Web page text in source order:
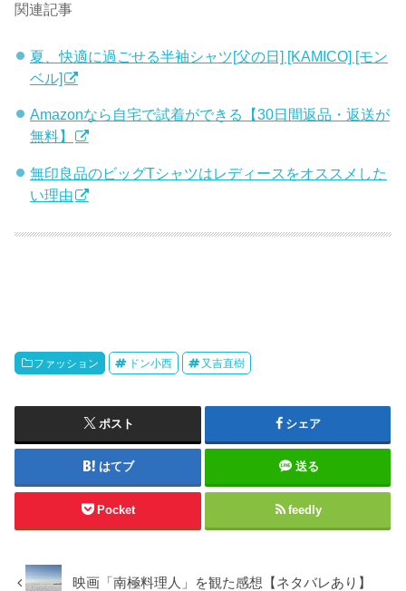
関連記事
夏、快適に過ごせる半袖シャツ[父の日] [KAMICO] [モン
ベル]
Amazonなら自宅で試着ができる【30日間返品・返送が
無料】
無印良品のビッグTシャツはレディースをオススメした
い理由
ファッション ドン小西 又吉直樹
ポスト シェア
はてブ 送る
Pocket feedly
映画「南極料理人」を観た感想【ネタバレあり】